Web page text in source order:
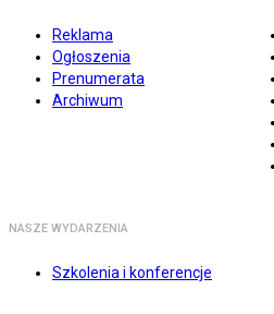
Reklama
Ogłoszenia
Prenumerata
Archiwum
NASZE WYDARZENIA
Szkolenia i konferencje